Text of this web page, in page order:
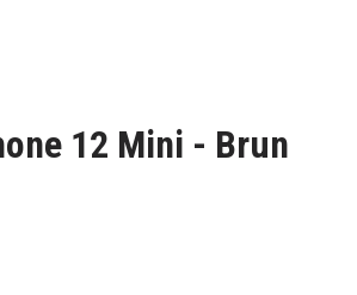
12 Mini - Brun